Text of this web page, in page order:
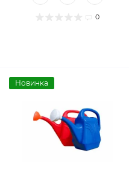
0
Новинка